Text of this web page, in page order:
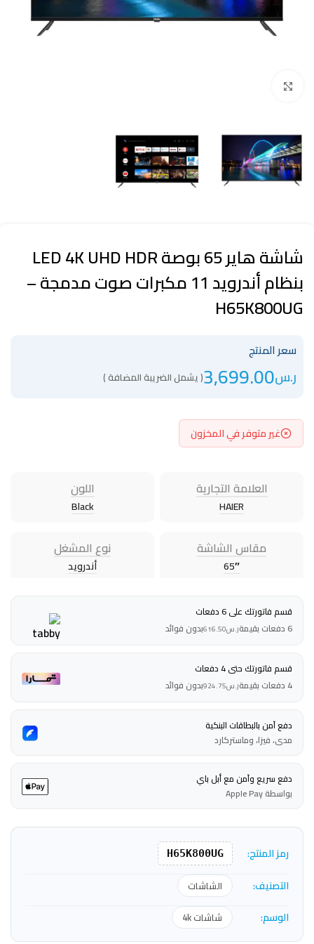
شاشة هاير 65 بوصة LED 4K UHD HDR
بنظام أندرويد 11 مكبرات صوت مدمجة –
H65K800UG
سعر المنتج
ر.س3,699.00( يشمل الضريبة المضافة )
غير متوفر في المخزون
العلامة التجارية
HAIER
اللون
Black
مقاس الشاشة
65″
نوع المشغل
أندرويد
قسم فاتورتك على 6 دفعات
6 دفعات بقيمة
ر.س616.50بدون فوائد
قسم فاتورتك حتى 4 دفعات
4 دفعات بقيمة
ر.س924.75بدون فوائد
دفع آمن بالبطاقات البنكية
مدى، فيزا، وماستركارد
دفع سريع وآمن مع أبل باي
بواسطة Apple Pay
رمز المنتج: H65K800UG
التصنيف: الشاشات
الوسم: شاشات 4k